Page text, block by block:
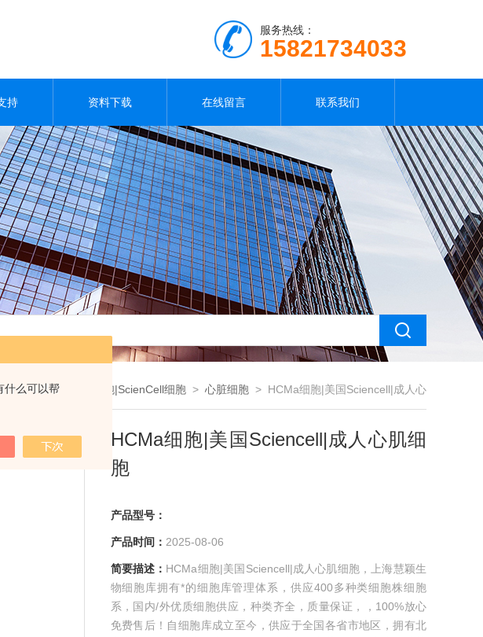
什么可以帮
服务热线：
15821734033
持 资料下载 在线留言 联系我们
产品展示> ATCC细胞|ScienCell细胞 > 心脏细胞 > HCMa细胞|美国Sciencell|成人心
肌细胞
HCMa细胞|美国Sciencell|成人心肌细
胞
产品型号：
产品时间： 2025-08-06
简要描述： HCMa细胞|美国Sciencell|成人心肌细胞，上海慧颖生
物细胞库拥有*的细胞库管理体系，供应400多种类细胞株细胞
系，国内/外优质细胞供应，种类齐全，质量保证，，100%放心
免费售后！自细胞库成立至今，供应于全国各省市地区，拥有北